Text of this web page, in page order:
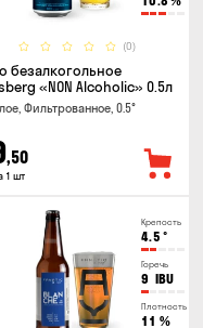
(0)
безалкогольное
«NON Alcoholic» 0.5л
Фильтрованное, 0.5°
,50
1 шт
Крепость
4.5 °
Горечь
9 IBU
Плотность
11 %